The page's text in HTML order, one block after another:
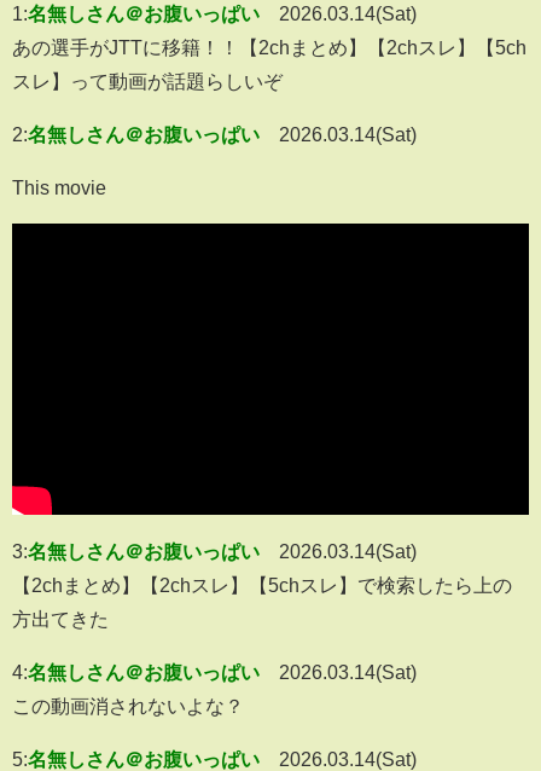
1:名無しさん＠お腹いっぱい
2026.03.14(Sat)
あの選手がJTTに移籍！！【2chまとめ】【2chスレ】【5ch
スレ】って動画が話題らしいぞ
2:名無しさん＠お腹いっぱい 2026.03.14(Sat)
This movie
3:名無しさん＠お腹いっぱい
2026.03.14(Sat)
【2chまとめ】【2chスレ】【5chスレ】で検索したら上の
方出てきた
4:名無しさん＠お腹いっぱい
2026.03.14(Sat)
この動画消されないよな？
5:名無しさん＠お腹いっぱい
2026.03.14(Sat)